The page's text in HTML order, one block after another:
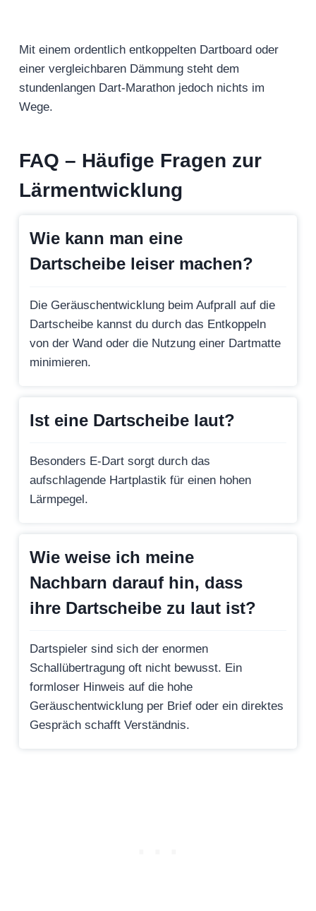
Mit einem ordentlich entkoppelten Dartboard oder
einer vergleichbaren Dämmung steht dem
stundenlangen Dart-Marathon jedoch nichts im
Wege.
FAQ – Häufige Fragen zur
Lärmentwicklung
Wie kann man eine
Dartscheibe leiser machen?
Die Geräuschentwicklung beim Aufprall auf die
Dartscheibe kannst du durch das Entkoppeln
von der Wand oder die Nutzung einer Dartmatte
minimieren.
Ist eine Dartscheibe laut?
Besonders E-Dart sorgt durch das
aufschlagende Hartplastik für einen hohen
Lärmpegel.
Wie weise ich meine
Nachbarn darauf hin, dass
ihre Dartscheibe zu laut ist?
Dartspieler sind sich der enormen
Schallübertragung oft nicht bewusst. Ein
formloser Hinweis auf die hohe
Geräuschentwicklung per Brief oder ein direktes
Gespräch schafft Verständnis.